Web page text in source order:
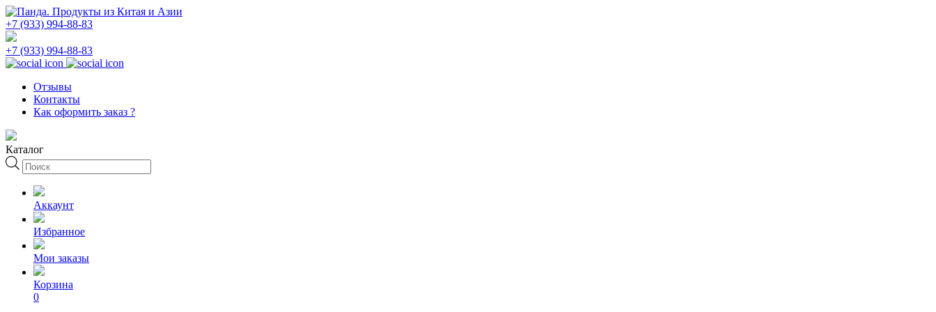
+7 (933) 994-88-83
+7 (933) 994-88-83
Отзывы
Контакты
Как оформить заказ ?
Каталог
Поиск
товаров
Аккаунт
Избранное
Мои заказы
Корзина
0